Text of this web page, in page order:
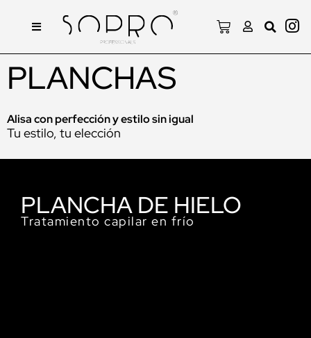
PLANCHAS
Alisa con perfección y estilo sin igual
Tu estilo, tu elección
PLANCHA DE HIELO
Tratamiento capilar en frío